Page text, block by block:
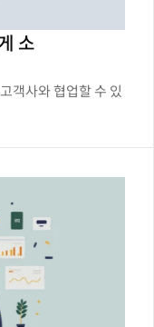
소
객사와 협업할 수 있